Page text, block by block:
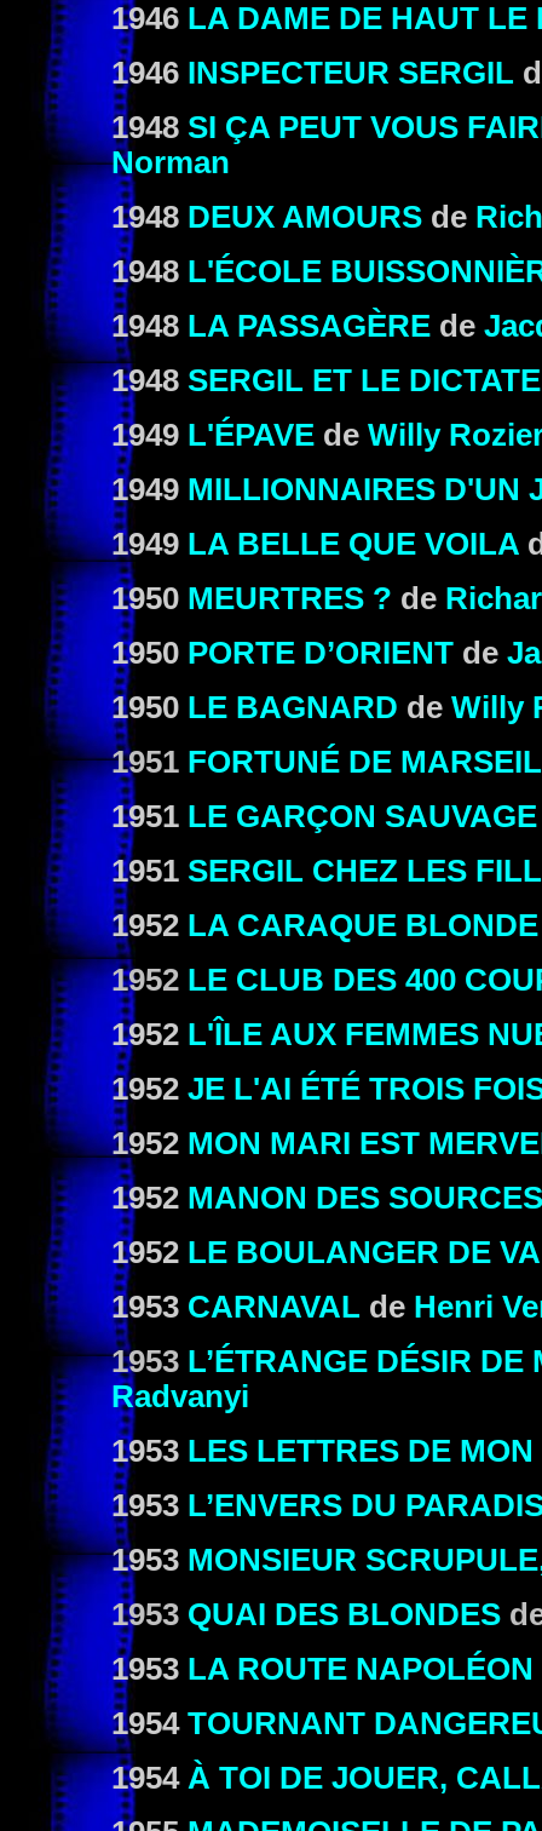
1946 LA DAME DE HAUT LE
1946 INSPECTEUR SERGIL
1948 SI ÇA PEUT VOUS
Norman
1948 DEUX AMOURS de
1948 L'ÉCOLE
1948 LA PASSAGÈRE de
1948 SERGIL ET LE
1949 L'ÉPAVE de Willy
1949 MILLIONNAIRES D'UN
1949 LA BELLE QUE VOILA
1950 MEURTRES ? de
1950 PORTE D’ORIENT de
1950 LE BAGNARD de Willy
1951 FORTUNÉ DE
1951 LE GARÇON SAUVAGE
1951 SERGIL CHEZ LES
1952 LA CARAQUE BLONDE
1952 LE CLUB DES 400
1952 L'ÎLE AUX FEMMES
1952 JE L'AI ÉTÉ TROIS
1952 MON MARI EST
1952 MANON DES SOURCES
1952 LE BOULANGER DE
1953 CARNAVAL de Henri
1953 L’ÉTRANGE DÉSIR
Radvanyi
1953 LES LETTRES DE
1953 L’ENVERS DU
1953 MONSIEUR
1953 QUAI DES BLONDES
1953 LA ROUTE NAPOLÉON
1954 TOURNANT
1954 À TOI DE JOUER,